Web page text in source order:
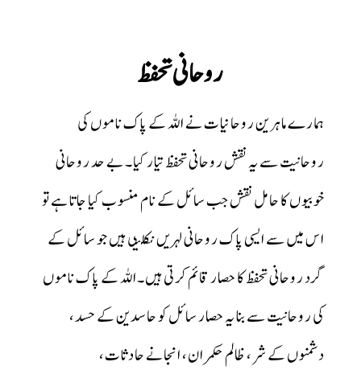
روحانی تحفظ
ہمارے ماہرین روحانیات نے اللہ کے پاک ناموں کی
روحانیت سے یہ نقش روحانی تحفظ تیار کیا۔ بے حد روحانی
خوبیوں کا حامل نقش جب سائل کے نام منسوب کیا جاتا ہے تو
اس میں سے ایسی پاک روحانی لہریں نکلتی ہیں جو سائل کے
گرد روحانی تحفظ کا حصار قائم کرتی ہیں۔اللہ کے پاک ناموں
کی روحانیت سے بنا یہ حصار سائل کو حاسدین کے حسد،
دشمنوں کے شر، ظالم حکمران، انجانے حادثات،